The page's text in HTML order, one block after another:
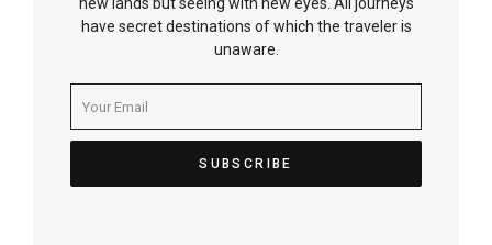
have secret destinations of which the traveler is
unaware.